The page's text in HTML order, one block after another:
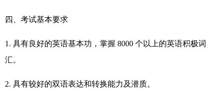
四、考试基本要求
1. 具有良好的英语基本功，掌握 8000 个以上的英语积极词
汇。
2. 具有较好的双语表达和转换能力及潜质。